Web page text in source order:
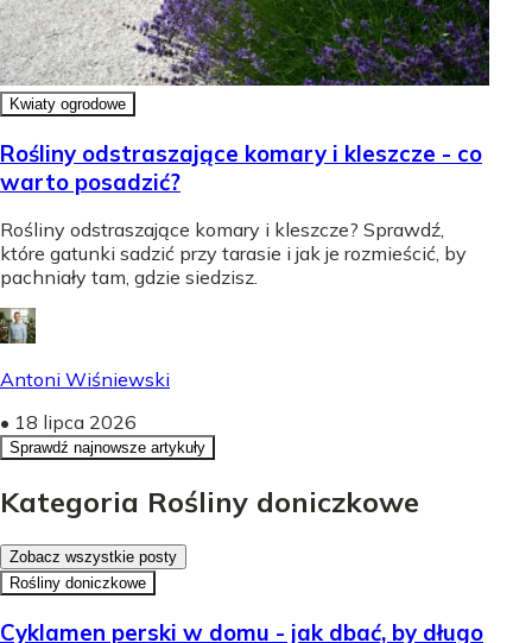
Kwiaty ogrodowe
Rośliny odstraszające komary i kleszcze - co
warto posadzić?
Rośliny odstraszające komary i kleszcze? Sprawdź,
które gatunki sadzić przy tarasie i jak je rozmieścić, by
pachniały tam, gdzie siedzisz.
Antoni Wiśniewski
• 18 lipca 2026
Sprawdź najnowsze artykuły
Kategoria Rośliny doniczkowe
Zobacz wszystkie posty
Rośliny doniczkowe
Cyklamen perski w domu - jak dbać, by długo